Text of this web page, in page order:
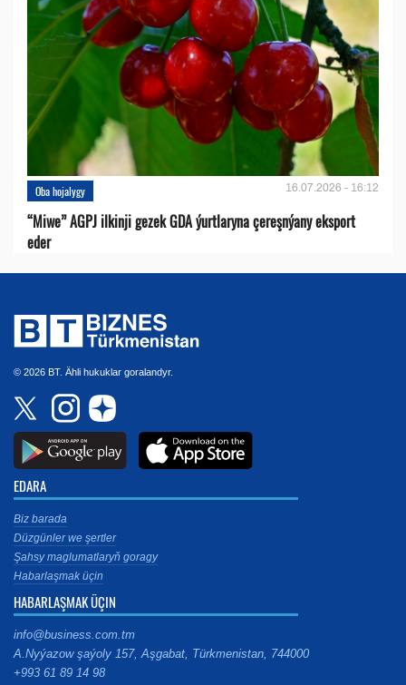
Oba hojalygy 16.07.2026 - 16:12
“Miwe” AGPJ ilkinji gezek GDA ýurtlaryna çereşnýany eksport
eder
© 2026 BT. Ähli hukuklar goralandyr.
EDARA
Biz barada
Düzgünler we şertler
Şahsy maglumatlaryň goragy
Habarlaşmak üçin
HABARLAŞMAK ÜÇIN
info@business.com.tm
A.Nyýazow şaýoly 157, Aşgabat, Türkmenistan, 744000
+993 61 89 14 98